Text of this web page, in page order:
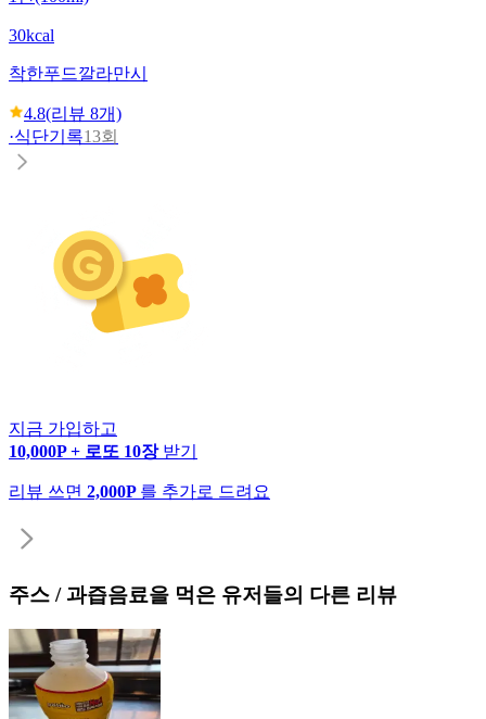
30kcal
착한푸드깔라만시
4.8(리뷰 8개)
·식단기록13회
지금 가입하고
10,000P + 로또 10장 받기
리뷰 쓰면 2,000P 를 추가로 드려요
주스 / 과즙음료을 먹은 유저들의 다른 리뷰